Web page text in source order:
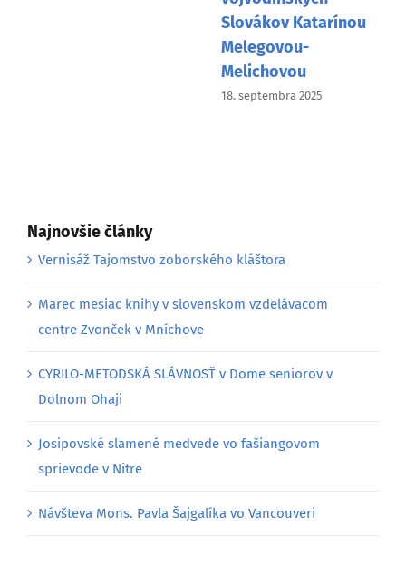
Slovákov Katarínou
Melegovou-
Melichovou
18. septembra 2025
Najnovšie články
Vernisáž Tajomstvo zoborského kláštora
Marec mesiac knihy v slovenskom vzdelávacom
centre Zvonček v Mníchove
CYRILO-METODSKÁ SLÁVNOSŤ v Dome seniorov v
Dolnom Ohaji
Josipovské slamené medvede vo fašiangovom
sprievode v Nitre
Návšteva Mons. Pavla Šajgalíka vo Vancouveri